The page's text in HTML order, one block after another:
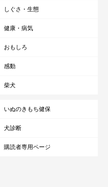
@tsugaruhidemaru
しぐさ・生態
健康・病気
おもしろ
感動
柴犬
いぬのきもち健保
犬診断
購読者専用ページ